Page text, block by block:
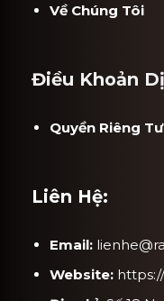
Về Chúng Tôi
Điều Khoản
Quyền Riêng Tư
Liên Hệ:
Email:
Website: